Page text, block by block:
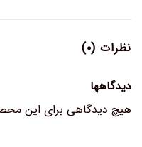
نظرات (۰)
دیدگاهها
هیچ دیدگاهی برای این